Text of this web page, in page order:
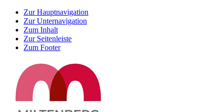
Zur Hauptnavigation
Zur Unternavigation
Zum Inhalt
Zur Seitenleiste
Zum Footer